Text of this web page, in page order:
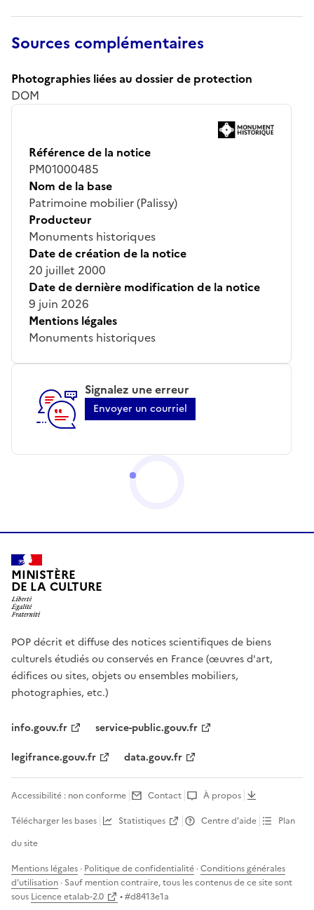
Sources complémentaires
Photographies liées au dossier de protection
DOM
Référence de la notice
PM01000485
Nom de la base
Patrimoine mobilier (Palissy)
Producteur
Monuments historiques
Date de création de la notice
20 juillet 2000
Date de dernière modification de la notice
9 juin 2026
Mentions légales
Monuments historiques
Signalez une erreur
Envoyer un courriel
MINISTÈRE
DE LA CULTURE
POP décrit et diffuse des notices scientifiques de biens
culturels étudiés ou conservés en France (œuvres d'art,
édifices ou sites, objets ou ensembles mobiliers,
photographies, etc.)
info.gouv.fr
service-public.gouv.fr
legifrance.gouv.fr
data.gouv.fr
Accessibilité : non conforme Contact
À propos
Télécharger les bases
Statistiques Centre d’aide
Plan
du site
Mentions légales · Politique de confidentialité ·Conditions générales
d'utilisation · Sauf mention contraire, tous les contenus de ce site sont
sous Licence etalab-2.0 • #d8413e1a